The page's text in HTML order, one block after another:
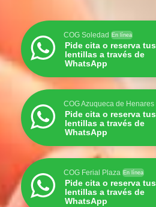
COG Soledad En línea
Pide cita o reserva tus
lentillas a través de
WhatsApp
COG Azuqueca de Henares
Pide cita o reserva tus
lentillas a través de
WhatsApp
COG Ferial Plaza En línea
Pide cita o reserva tus
lentillas a través de
WhatsApp